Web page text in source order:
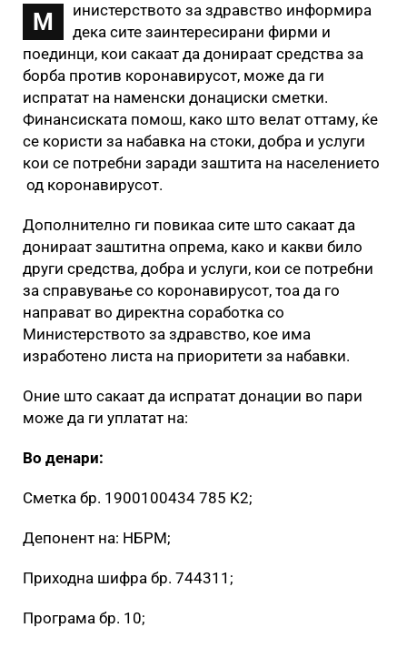
М
инистерството за здравство информира
дека сите заинтересирани фирми и
поединци, кои сакаат да донираат средства за
борба против коронавирусот, може да ги
испратат на наменски донациски сметки.
Финансиската помош, како што велат оттаму, ќе
се користи за набавка на стоки, добра и услуги
кои се потребни заради заштита на населението
од коронавирусот.
Дополнително ги повикаа сите што сакаат да
донираат заштитна опрема, како и какви било
други средства, добра и услуги, кои се потребни
за справување со коронавирусот, тоа да го
направат во директна соработка со
Министерството за здравство, кое има
изработено листа на приоритети за набавки.
Оние што сакаат да испратат донации во пари
може да ги уплатат на:
Во денари:
Сметка бр. 1900100434 785 K2;
Депонент на: НБРМ;
Приходна шифра бр. 744311;
Програма бр. 10;